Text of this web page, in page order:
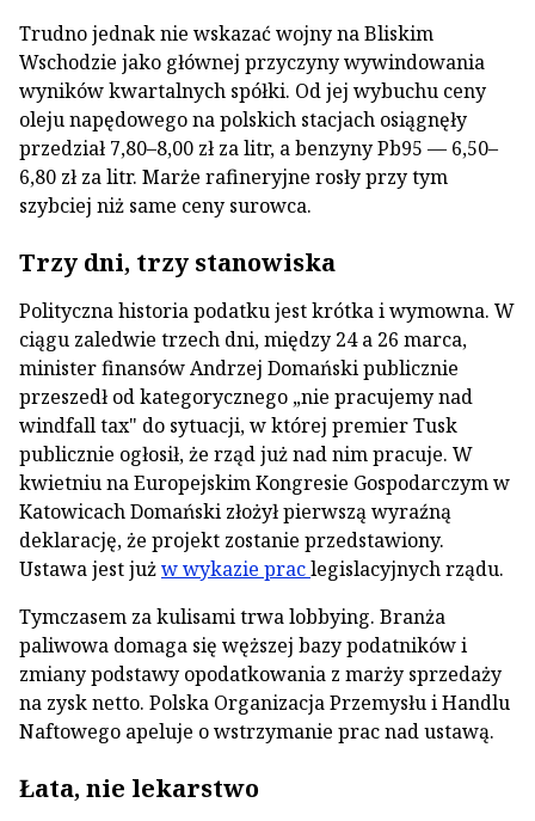
Trudno jednak nie wskazać wojny na Bliskim
Wschodzie jako głównej przyczyny wywindowania
wyników kwartalnych spółki. Od jej wybuchu ceny
oleju napędowego na polskich stacjach osiągnęły
przedział 7,80–8,00 zł za litr, a benzyny Pb95 — 6,50–
6,80 zł za litr. Marże rafineryjne rosły przy tym
szybciej niż same ceny surowca.
Trzy dni, trzy stanowiska
Polityczna historia podatku jest krótka i wymowna. W
ciągu zaledwie trzech dni, między 24 a 26 marca,
minister finansów Andrzej Domański publicznie
przeszedł od kategorycznego „nie pracujemy nad
windfall tax" do sytuacji, w której premier Tusk
publicznie ogłosił, że rząd już nad nim pracuje. W
kwietniu na Europejskim Kongresie Gospodarczym w
Katowicach Domański złożył pierwszą wyraźną
deklarację, że projekt zostanie przedstawiony.
Ustawa jest jużw wykazie praclegislacyjnych rządu.
Tymczasem za kulisami trwa lobbying. Branża
paliwowa domaga się węższej bazy podatników i
zmiany podstawy opodatkowania z marży sprzedaży
na zysk netto. Polska Organizacja Przemysłu i Handlu
Naftowego apeluje o wstrzymanie prac nad ustawą.
Łata, nie lekarstwo